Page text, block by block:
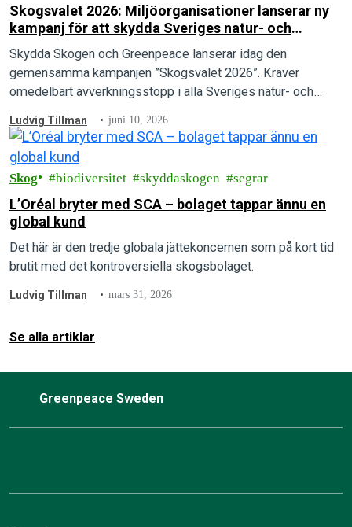
Skogsvalet 2026: Miljöorganisationer lanserar ny
kampanj för att skydda Sveriges natur- och
kontinuitetsskogar
Skydda Skogen och Greenpeace lanserar idag den
gemensamma kampanjen ”Skogsvalet 2026”. Kräver
omedelbart avverkningsstopp i alla Sveriges natur- och
Ludvig Tillman juni 10, 2026
Skog biodiversitet skyddaskogen segrar
L’Oréal bryter med SCA – bolaget tappar ännu en
global kund
Det här är den tredje globala jättekoncernen som på kort tid
brutit med det kontroversiella skogsbolaget.
Ludvig Tillman mars 31, 2026
Se alla artiklar
Greenpeace Sweden